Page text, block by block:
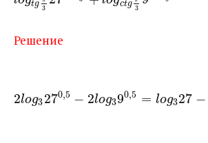
tg
3
ctg
3
Решение
2log3270,5 − 2log390,5 = log327 −